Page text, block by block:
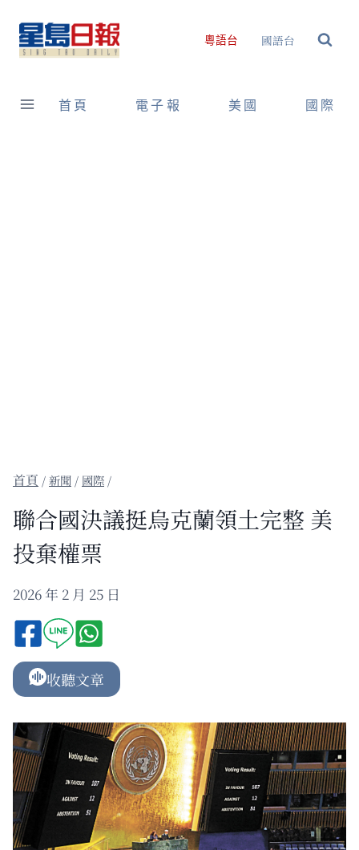
content
粵語台 國語台
首頁 電子報 美國 國際
/新聞 / 國際 /
聯合國決議挺烏克蘭領土完整 美
投棄權票
2026 年 2 月 25 日
收聽文章